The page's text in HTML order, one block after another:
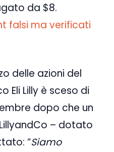
da $8.
falsi ma verificati
delle azioni del
Eli Lilly è sceso di
dopo che un
– dotato
“Siamo